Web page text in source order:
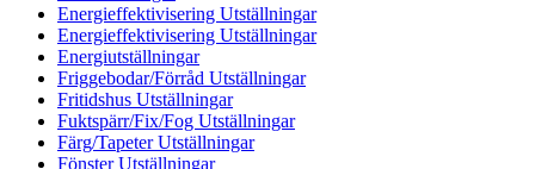
Energieffektivisering Utställningar
Energieffektivisering Utställningar
Energiutställningar
Friggebodar/Förråd Utställningar
Fritidshus Utställningar
Fuktspärr/Fix/Fog Utställningar
Färg/Tapeter Utställningar
Fönster Utställningar